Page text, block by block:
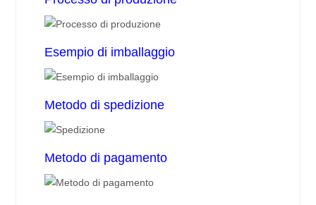
Esempio di imballaggio
Metodo di spedizione
Metodo di pagamento